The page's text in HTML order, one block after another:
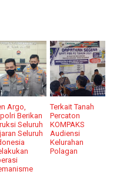
Argo,
Berikan
Seluruh
Seluruh
Terkait Tanah
Percaton
KOMPAKS
Audiensi
Kelurahan
Polagan